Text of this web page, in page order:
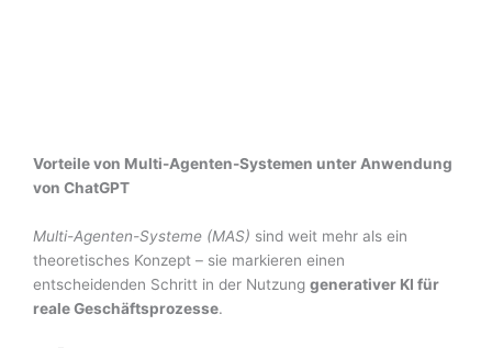
Vorteile von Multi-Agenten-Systemen unter Anwendung
von ChatGPT
Multi-Agenten-Systeme (MAS) sind weit mehr als ein
theoretisches Konzept – sie markieren einen
entscheidenden Schritt in der Nutzung generativer KI für
reale Geschäftsprozesse.